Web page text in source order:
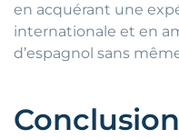
en acquérant une
internationale et en
d’espagnol sans